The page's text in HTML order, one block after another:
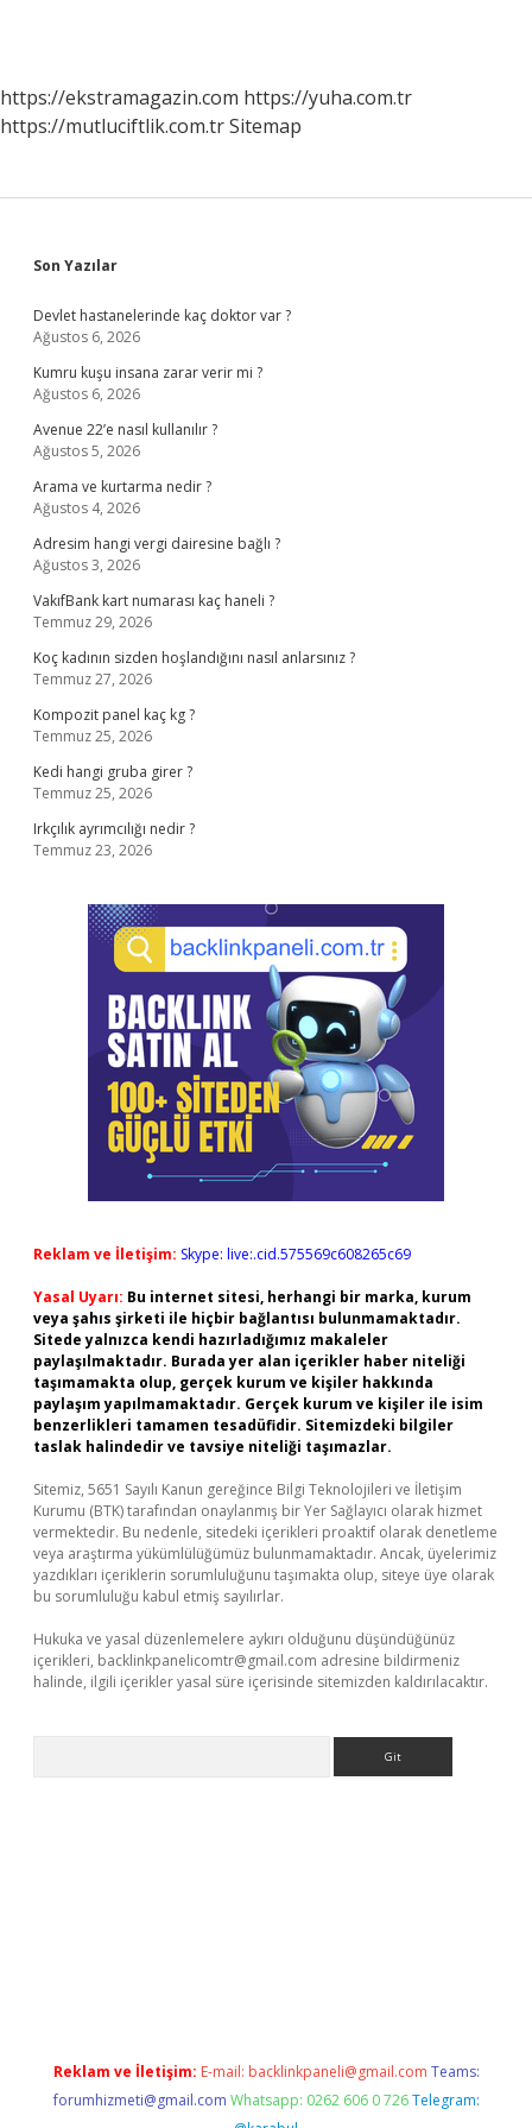
https://ekstramagazin.com https://yuha.com.tr
https://mutluciftlik.com.trSitemap
Sidebar
Son Yazılar
Devlet hastanelerinde kaç doktor var ?
Ağustos 6, 2026
Kumru kuşu insana zarar verir mi ?
Ağustos 6, 2026
Avenue 22’e nasıl kullanılır ?
Ağustos 5, 2026
Arama ve kurtarma nedir ?
Ağustos 4, 2026
Adresim hangi vergi dairesine bağlı ?
Ağustos 3, 2026
VakıfBank kart numarası kaç haneli ?
Temmuz 29, 2026
Koç kadının sizden hoşlandığını nasıl anlarsınız ?
Temmuz 27, 2026
Kompozit panel kaç kg ?
Temmuz 25, 2026
Kedi hangi gruba girer ?
Temmuz 25, 2026
Irkçılık ayrımcılığı nedir ?
Temmuz 23, 2026
Reklam ve İletişim: Skype: live:.cid.575569c608265c69
Yasal Uyarı: Bu internet sitesi, herhangi bir marka, kurum
veya şahıs şirketi ile hiçbir bağlantısı bulunmamaktadır.
Sitede yalnızca kendi hazırladığımız makaleler
paylaşılmaktadır. Burada yer alan içerikler haber niteliği
taşımamakta olup, gerçek kurum ve kişiler hakkında
paylaşım yapılmamaktadır. Gerçek kurum ve kişiler ile isim
benzerlikleri tamamen tesadüfidir. Sitemizdeki bilgiler
taslak halindedir ve tavsiye niteliği taşımazlar.
Sitemiz, 5651 Sayılı Kanun gereğince Bilgi Teknolojileri ve İletişim
Kurumu (BTK) tarafından onaylanmış bir Yer Sağlayıcı olarak hizmet
vermektedir. Bu nedenle, sitedeki içerikleri proaktif olarak denetleme
veya araştırma yükümlülüğümüz bulunmamaktadır. Ancak, üyelerimiz
yazdıkları içeriklerin sorumluluğunu taşımakta olup, siteye üye olarak
bu sorumluluğu kabul etmiş sayılırlar.
Hukuka ve yasal düzenlemelere aykırı olduğunu düşündüğünüz
içerikleri, backlinkpanelicomtr@gmail.com adresine bildirmeniz
halinde, ilgili içerikler yasal süre içerisinde sitemizden kaldırılacaktır.
Reklam ve İletişim: E-mail: backlinkpaneli@gmail.com Teams:
forumhizmeti@gmail.com Whatsapp: 0262 606 0 726 Telegram: